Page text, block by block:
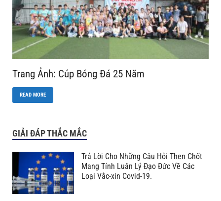
Trang Ảnh: Cúp Bóng Đá 25 Năm
READ MORE
GIẢI ĐÁP THẮC MẮC
Trả Lời Cho Những Câu Hỏi Then Chốt
Mang Tính Luân Lý Đạo Đức Về Các
Loại Vắc-xin Covid-19.